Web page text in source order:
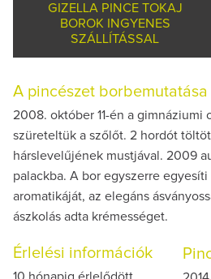
GIZELLA PINCE TOKAJ
BOROK INGYENES
SZÁLLÍTÁSSAL
A pincészet borbemutatása
2008. október 11-én a gimnáziumi
szüreteltük a szőlőt. 2 hordót
hárslevelűjének mustjával. 2009
palackba. A bor egyszerre
aromatikáját, az elegáns
ászkolás adta krémességet.
Érlelési információk